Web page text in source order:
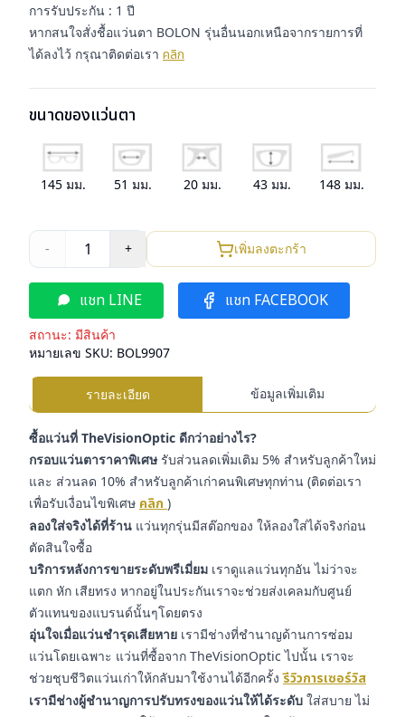
การรับประกัน : 1 ปี
หากสนใจสั่งชื้อแว่นตา BOLON รุ่นอื่นนอกเหนือจากรายการที่
ได้ลงไว้ กรุณาติดต่อเรา คลิก
ขนาดของแว่นตา
145 มม. 51 มม. 20มม. 43มม. 148มม.
- 1 + เพิ่มลงตะกร้า
แชท LINE แชท FACEBOOK
สถานะ: มีสินค้า
หมายเลข SKU: BOL9907
รายละเอียด ข้อมูลเพิ่มเติม
ซื้อแว่นที่ TheVisionOptic ดีกว่าอย่างไร?
กรอบแว่นตาราคาพิเศษ รับส่วนลดเพิ่มเติม 5% สำหรับลูกค้าใหม่
และ ส่วนลด 10% สำหรับลูกค้าเก่าคนพิเศษทุกท่าน (ติดต่อเรา
เพื่อรับเงื่อนไขพิเศษ คลิก )
ลองใส่จริงได้ที่ร้าน แว่นทุกรุ่นมีสต๊อกของ ให้ลองใส่ได้จริงก่อน
ตัดสินใจซื้อ
บริการหลังการขายระดับพรีเมี่ยม เราดูแลแว่นทุกอัน ไม่ว่าจะ
แตก หัก เสียทรง หากอยู่ในประกันเราจะช่วยส่งเคลมกับศูนย์
ตัวแทนของแบรนด์นั้นๆโดยตรง
อุ่นใจเมื่อแว่นชำรุดเสียหาย เรามีช่างที่ชำนาญด้านการซ่อม
แว่นโดยเฉพาะ แว่นที่ซื้อจาก TheVisionOptic ไปนั้น เราจะ
ช่วยชุบชีวิตแว่นเก่าให้กลับมาใช้งานได้อีกครั้งรีวิวการเซอร์วิส
เรามีช่างผู้ชำนาญการปรับทรงของแว่นให้ได้ระดับ ใส่สบาย ไม่